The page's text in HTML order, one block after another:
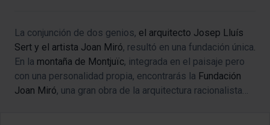
La conjunción de dos genios, el arquitecto Josep Lluís
Sert y el artista Joan Miró, resultó en una fundación única.
En la montaña de Montjuïc, integrada en el paisaje pero
con una personalidad propia, encontrarás la Fundación
Joan Miró, una gran obra de la arquitectura racionalista